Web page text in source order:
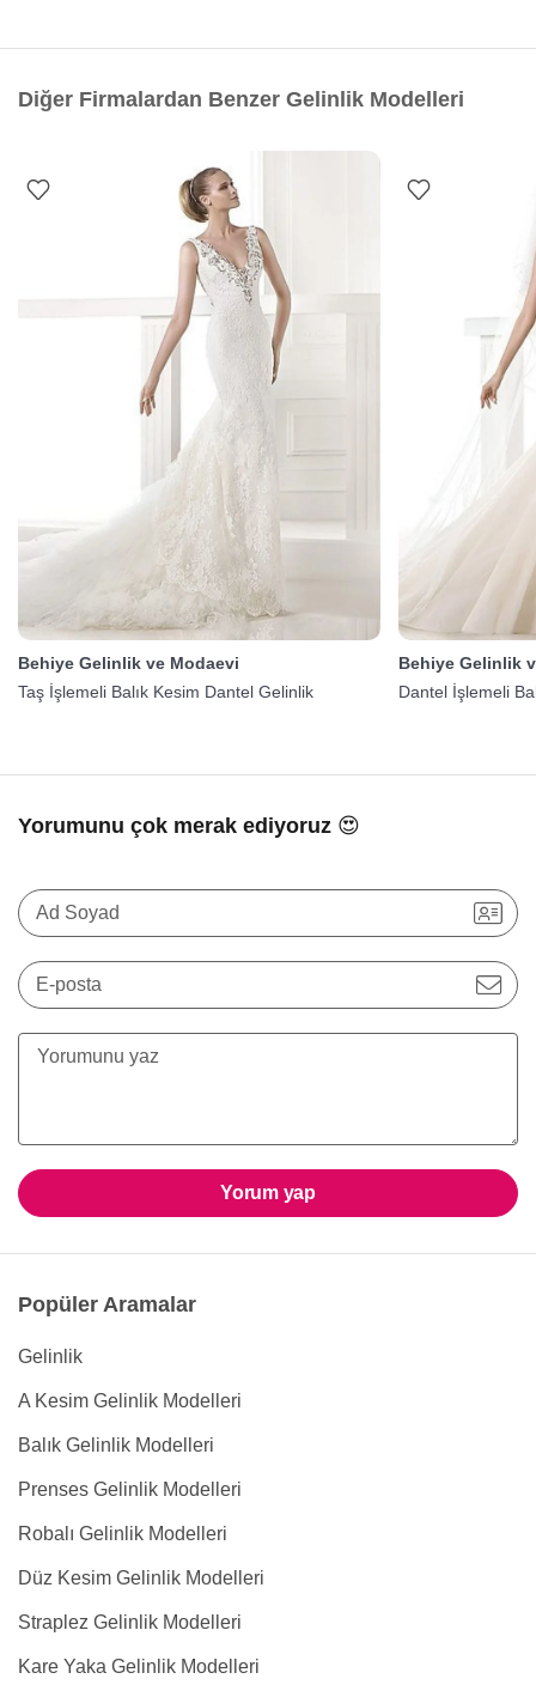
Diğer Firmalardan Benzer Gelinlik Modelleri
Behiye Gelinlik ve Modaevi
Taş İşlemeli Balık Kesim Dantel Gelinlik
Behiye Gelinlik
Dantel İşlemeli
Yorumunu çok merak ediyoruz 😍
Ad Soyad
E-posta
Yorum yap
Popüler Aramalar
Gelinlik
A Kesim Gelinlik Modelleri
Balık Gelinlik Modelleri
Prenses Gelinlik Modelleri
Robalı Gelinlik Modelleri
Düz Kesim Gelinlik Modelleri
Straplez Gelinlik Modelleri
Kare Yaka Gelinlik Modelleri